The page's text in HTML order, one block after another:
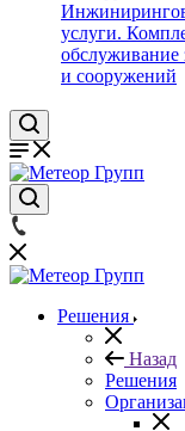
услуги.
обслуживание
и сооружений
Решения
Назад
Решения